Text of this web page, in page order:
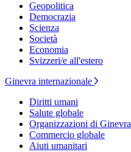
Geopolitica
Democrazia
Scienza
Società
Economia
Svizzeri/e all'estero
Ginevra internazionale
Diritti umani
Salute globale
Organizzazioni di Ginevra
Commercio globale
Aiuti umanitari